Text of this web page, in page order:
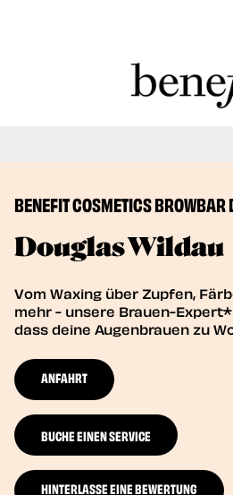
BENEFIT COSMETICS
Douglas Wildau
Vom Waxing über Zupfen,
mehr - unsere Brauen-
dass deine Augenbrauen zu
ANFAHRT
BUCHE EINEN SERVICE
HINTERLASSE EINE BEWERTUNG